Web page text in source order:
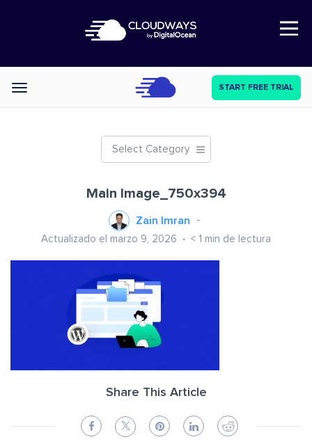
Open Nav
Categories START FREE TRIAL
Select Category
Main Image_750x394
Zain Imran
Actualizado el marzo 9, 2026 < 1 min de lectura
Share This Article